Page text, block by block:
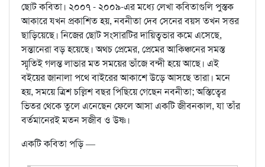
ছোট কবিতা। ২০০৭ - ২০০৯-এর মধ্যে লেখা কবিতাগুলি পুস্তক
আকারে যখন প্রকাশিত হয়, নবনীতা দেব সেনের বয়স তখন সত্তর
ছাড়িয়েছে। নিজের ছোট সংসারটির দায়িত্বভার কমে এসেছে,
সন্তানেরা বড় হয়েছে। অথচ প্রেমের, প্রেমের আকিঞ্চনের সমস্ত
স্মৃতিই গলন্ত লাভার মত সময়ের ভাঁজে বন্দী হয়ে আছে। এই
বইয়ের জানালা পথে বাইরের আকাশে উড়ে আসছে তারা। মনে
হয়, সময়ে ত্রিশ চল্লিশ বছর পিছিয়ে গেছেন নবনীতা; অস্তিত্বের
ভিতর থেকে তুলে এনেছেন ফেলে আসা একটি জীবনকাল, যা তাঁর
বর্তমানেরই মতন সজীব ও উষ্ণ।
একটি কবিতা পড়ি —